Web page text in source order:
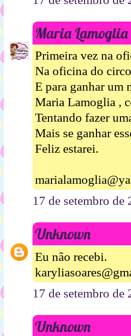
Maria Lamoglia
Primeira vez na
Na oficina do
E para ganhar um
Maria Lamoglia ,
Tentando fazer
Mais se ganhar
Feliz estarei.
17 de setembro de
Unknown
Eu não recebi.
17 de setembro de
Unknown